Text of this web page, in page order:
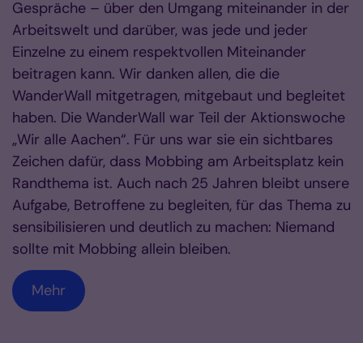
Gespräche – über den Umgang miteinander in der
Arbeitswelt und darüber, was jede und jeder
Einzelne zu einem respektvollen Miteinander
beitragen kann. Wir danken allen, die die
WanderWall mitgetragen, mitgebaut und begleitet
haben. Die WanderWall war Teil der Aktionswoche
„Wir alle Aachen“. Für uns war sie ein sichtbares
Zeichen dafür, dass Mobbing am Arbeitsplatz kein
Randthema ist. Auch nach 25 Jahren bleibt unsere
Aufgabe, Betroffene zu begleiten, für das Thema zu
sensibilisieren und deutlich zu machen: Niemand
sollte mit Mobbing allein bleiben.
Mehr